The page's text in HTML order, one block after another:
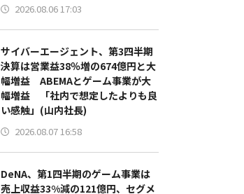
2026.08.06 17:03
サイバーエージェント、第3四半期
決算は営業益38％増の674億円と大
幅増益 ABEMAとゲーム事業が大
幅増益 「社内で想定したよりも良
い感触」(山内社長)
2026.08.07 16:58
DeNA、第1四半期のゲーム事業は
売上収益33%減の121億円、セグメ